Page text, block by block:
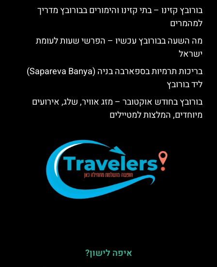
בורובץ קזינו – בתי קזינו והימורים בבורובץ מדריך
למהמרים
מה השעה בבורובץ עכשיו – הפרשי שעות לעומת
ישראל
בריכות תרמיות בספארבה בניה (Sapareva Banya)
ליד בורובץ
בורובץ בחודש אוקטובר – מזג אוויר, שלג, אירועים
מיוחדים, המלצות למטיילים
איפה לישון?